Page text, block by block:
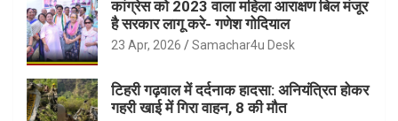
कांग्रेस को 2023 वाला महिला आराक्षण बिल मंजूर
है सरकार लागू करे- गणेश गोदियाल
23 Apr, 2026 Samachar4u Desk
टिहरी गढ़वाल में दर्दनाक हादसा: अनियंत्रित होकर
गहरी खाई में गिरा वाहन, 8 की मौत